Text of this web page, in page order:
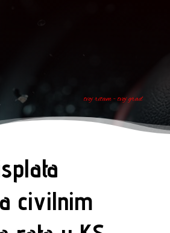
tvoj ritam - tvoj grad
civilnim